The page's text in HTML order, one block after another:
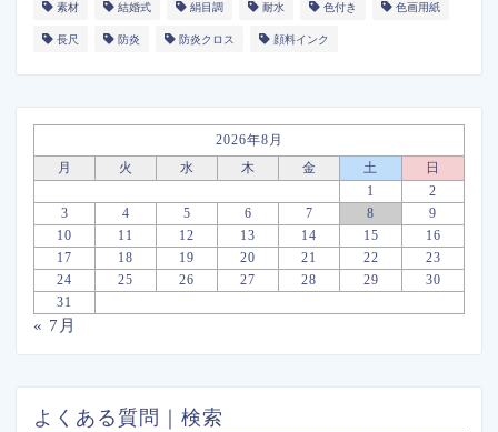
素材 結婚式 絹目調 耐水 色付き 色画用紙
長尺 防炎 防炎クロス 顔料インク
2026年8月
月
火 水 木 金 土
日
1
2
3
4 5 6 7 8
9
10
11 12 13 14 15
16
17
18 19 20 21 22
23
24
25 26 27 28 29
30
31
« 7月
よくある質問｜検索